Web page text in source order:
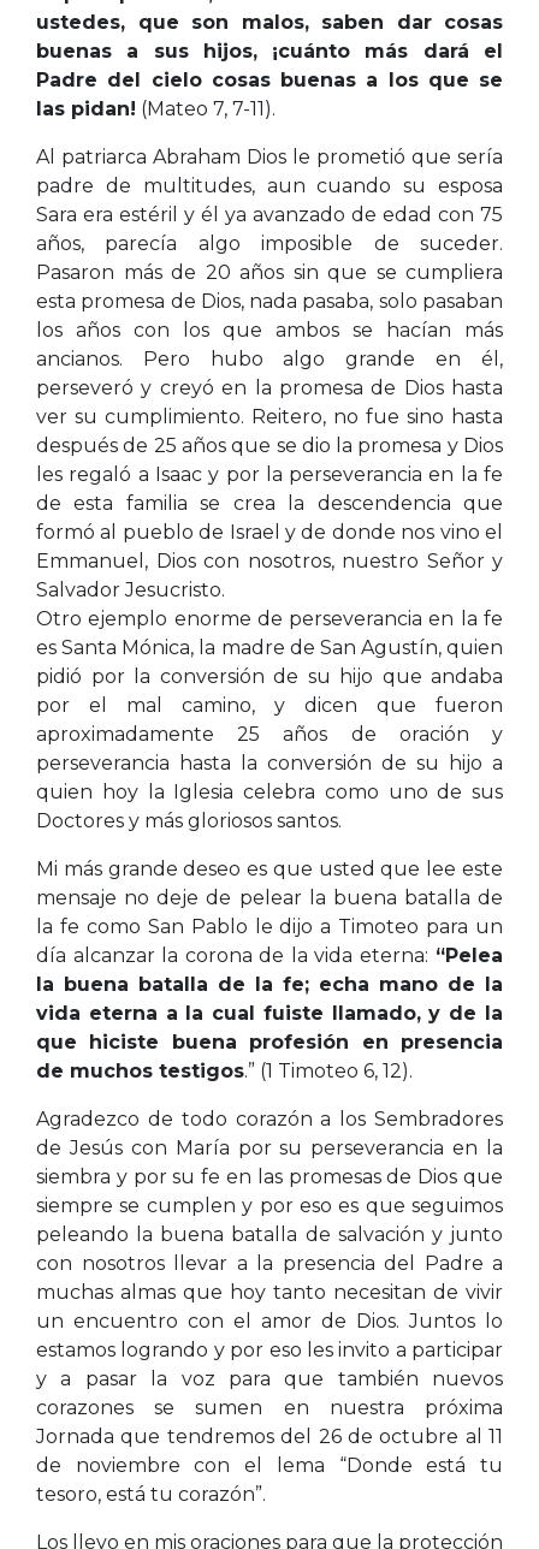
ustedes, que son malos, saben dar cosas
buenas a sus hijos, ¡cuánto más dará el
Padre del cielo cosas buenas a los que se
las pidan! (Mateo 7, 7-11).
Al patriarca Abraham Dios le prometió que sería
padre de multitudes, aun cuando su esposa
Sara era estéril y él ya avanzado de edad con 75
años, parecía algo imposible de suceder.
Pasaron más de 20 años sin que se cumpliera
esta promesa de Dios, nada pasaba, solo pasaban
los años con los que ambos se hacían más
ancianos. Pero hubo algo grande en él,
perseveró y creyó en la promesa de Dios hasta
ver su cumplimiento. Reitero, no fue sino hasta
después de 25 años que se dio la promesa y Dios
les regaló a Isaac y por la perseverancia en la fe
de esta familia se crea la descendencia que
formó al pueblo de Israel y de donde nos vino el
Emmanuel, Dios con nosotros, nuestro Señor y
Salvador Jesucristo.
Otro ejemplo enorme de perseverancia en la fe
es Santa Mónica, la madre de San Agustín, quien
pidió por la conversión de su hijo que andaba
por el mal camino, y dicen que fueron
aproximadamente 25 años de oración y
perseverancia hasta la conversión de su hijo a
quien hoy la Iglesia celebra como uno de sus
Doctores y más gloriosos santos.
Mi más grande deseo es que usted que lee este
mensaje no deje de pelear la buena batalla de
la fe como San Pablo le dijo a Timoteo para un
día alcanzar la corona de la vida eterna: “Pelea
la buena batalla de la fe; echa mano de la
vida eterna a la cual fuiste llamado, y de la
que hiciste buena profesión en presencia
de muchos testigos.” (1 Timoteo 6, 12).
Agradezco de todo corazón a los Sembradores
de Jesús con María por su perseverancia en la
siembra y por su fe en las promesas de Dios que
siempre se cumplen y por eso es que seguimos
peleando la buena batalla de salvación y junto
con nosotros llevar a la presencia del Padre a
muchas almas que hoy tanto necesitan de vivir
un encuentro con el amor de Dios. Juntos lo
estamos logrando y por eso les invito a participar
y a pasar la voz para que también nuevos
corazones se sumen en nuestra próxima
Jornada que tendremos del 26 de octubre al 11
de noviembre con el lema “Donde está tu
tesoro, está tu corazón”.
Los llevo en mis oraciones para que la protección